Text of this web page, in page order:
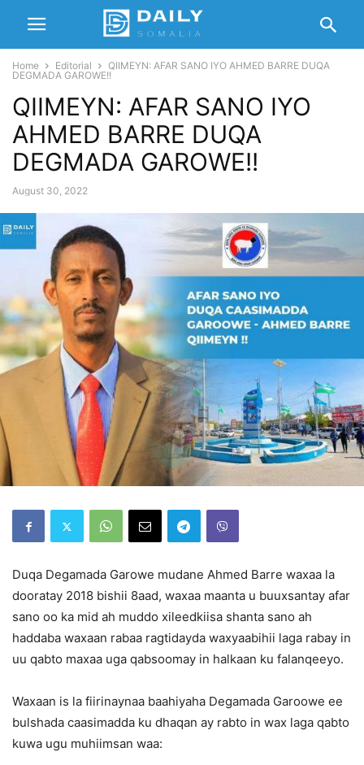
Home Editorial
QIIMEYN: AFAR SANO IYO AHMED BARRE DUQA
DEGMADA GAROWE!!
QIIMEYN: AFAR SANO IYO
AHMED BARRE DUQA
DEGMADA GAROWE!!
August 30, 2022
Duqa Degamada Garowe mudane Ahmed Barre waxaa la
dooratay 2018 bishii 8aad, waxaa maanta u buuxsantay afar
sano oo ka mid ah muddo xileedkiisa shanta sano ah
haddaba waxaan rabaa ragtidayda waxyaabihii laga rabay in
uu qabto maxaa uga qabsoomay in halkaan ku falanqeeyo.
Waxaan is la fiirinaynaa baahiyaha Degamada Garoowe ee
bulshada caasimadda ku dhaqan ay rabto in wax laga qabto
kuwa ugu muhiimsan waa: